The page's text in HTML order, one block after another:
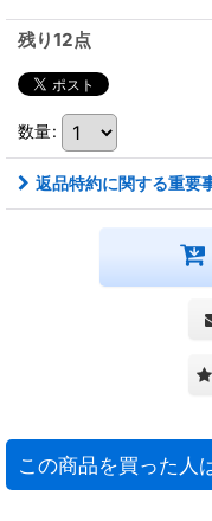
残り12点
数量:
返品特約に関する重要
この商品を買った人